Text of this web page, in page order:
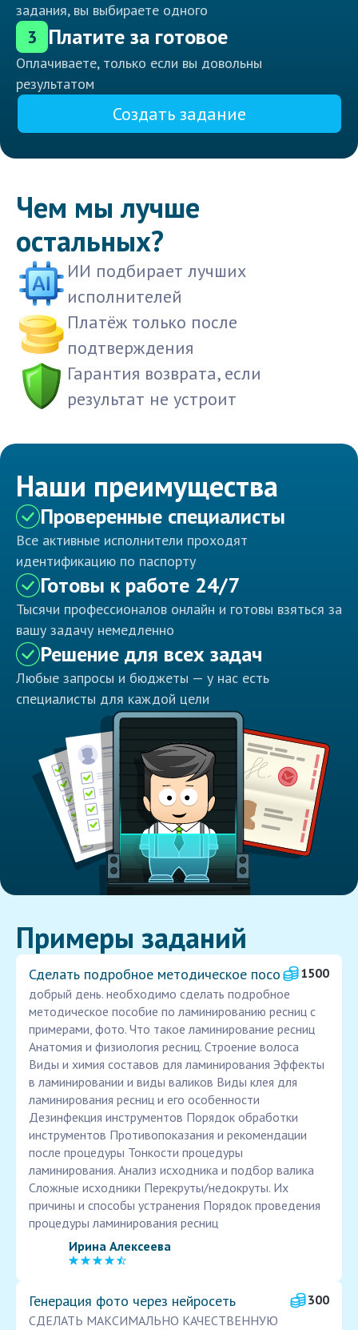
задания, вы выбираете одного
3 Платите за готовое
Оплачиваете, только если вы довольны
результатом
Создать задание
Чем мы лучше
остальных?
ИИ подбирает лучших
исполнителей
Платёж только после
подтверждения
Гарантия возврата, если
результат не устроит
Наши преимущества
Проверенные специалисты
Все активные исполнители проходят
идентификацию по паспорту
Готовы к работе 24/7
Тысячи профессионалов онлайн и готовы взяться за
вашу задачу немедленно
Решение для всех задач
Любые запросы и бюджеты — у нас есть
специалисты для каждой цели
Примеры заданий
Сделать подробное методическое посо
1500
добрый день. необходимо сделать подробное
методическое пособие по ламинированию ресниц с
примерами, фото. Что такое ламинирование ресниц
Анатомия и физиология ресниц. Строение волоса
Виды и химия составов для ламинирования Эффекты
в ламинировании и виды валиков Виды клея для
ламинирования ресниц и его особенности
Дезинфекция инструментов Порядок обработки
инструментов Противопоказания и рекомендации
после процедуры Тонкости процедуры
ламинирования. Анализ исходника и подбор валика
Сложные исходники Перекруты/недокруты. Их
причины и способы устранения Порядок проведения
процедуры ламинирования ресниц
Ирина Алексеева
Генерация фото через нейросеть
300
СДЕЛАТЬ МАКСИМАЛЬНО КАЧЕСТВЕННУЮ